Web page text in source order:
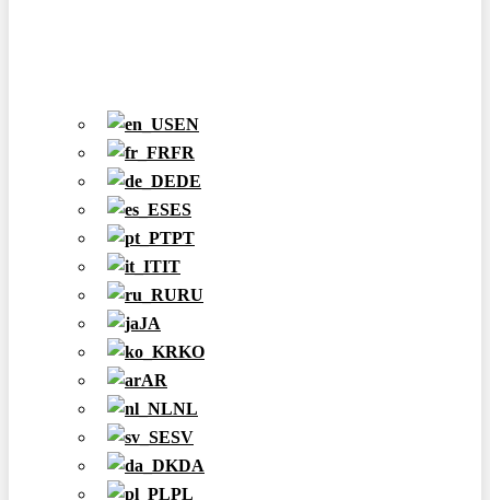
EN
FR
DE
ES
PT
IT
RU
JA
KO
AR
NL
SV
DA
PL